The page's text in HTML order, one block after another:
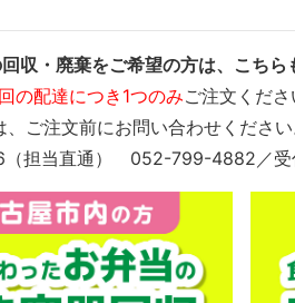
収・廃棄をご希望の方は、こち
の配達につき1つのみご注文くださ
ご注文前にお問い合わせください
担当直通） 052-799-4882／受